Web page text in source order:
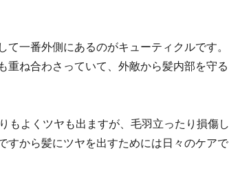
一番外側にあるのがキューティクルです。
重ね合わさっていて、外敵から髪内部を守る
もよくツヤも出ますが、毛羽立ったり損傷し
すから髪にツヤを出すためには日々のケアで